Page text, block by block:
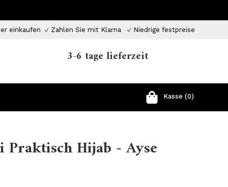
einkaufen Zahlen Sie mit Klarna Niedrige festpreise
3-6 tage lieferzeit
Kasse (0)
Hijab - Ayse